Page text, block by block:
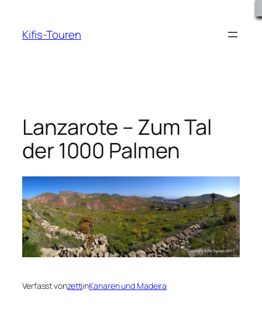
springen
Kifis-Touren
Lanzarote – Zum Tal
der 1000 Palmen
Verfasst vonzettiinKanaren und Madeira